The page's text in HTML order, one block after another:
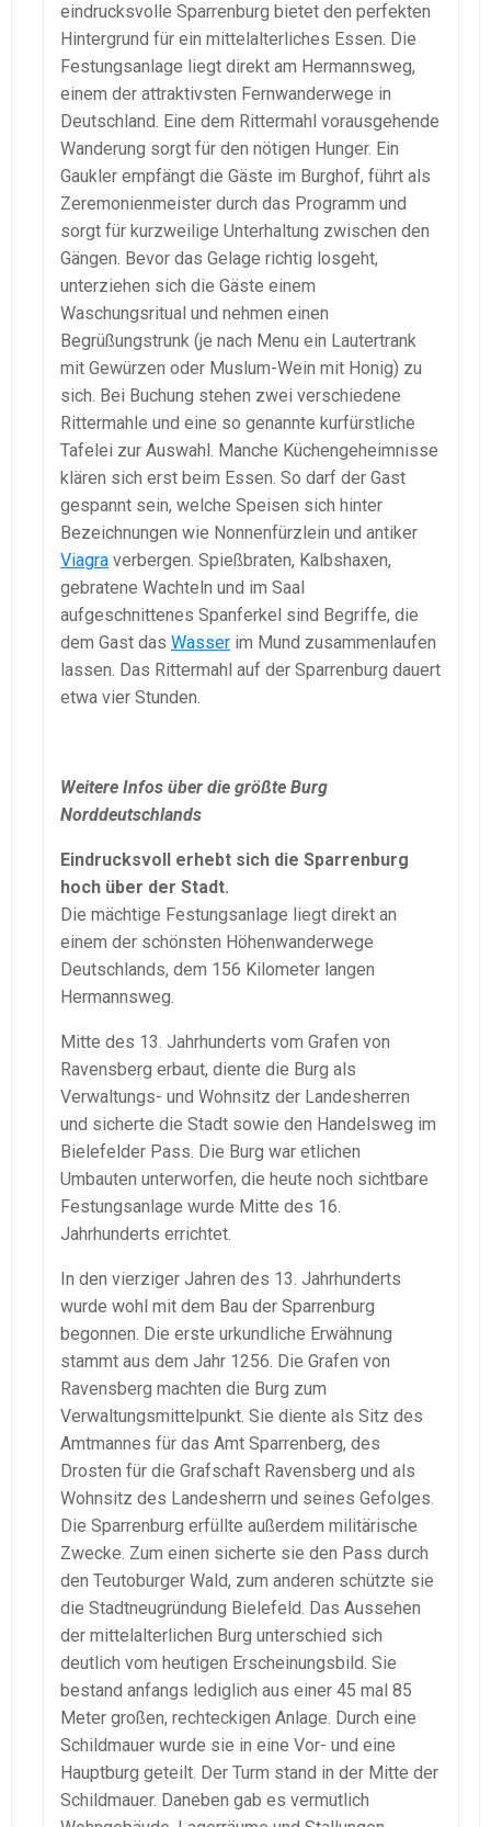
eindrucksvolle Sparrenburg bietet den perfekten
Hintergrund für ein mittelalterliches Essen. Die
Festungsanlage liegt direkt am Hermannsweg,
einem der attraktivsten Fernwanderwege in
Deutschland. Eine dem Rittermahl vorausgehende
Wanderung sorgt für den nötigen Hunger. Ein
Gaukler empfängt die Gäste im Burghof, führt als
Zeremonienmeister durch das Programm und
sorgt für kurzweilige Unterhaltung zwischen den
Gängen. Bevor das Gelage richtig losgeht,
unterziehen sich die Gäste einem
Waschungsritual und nehmen einen
Begrüßungstrunk (je nach Menu ein Lautertrank
mit Gewürzen oder Muslum-Wein mit Honig) zu
sich. Bei Buchung stehen zwei verschiedene
Rittermahle und eine so genannte kurfürstliche
Tafelei zur Auswahl. Manche Küchengeheimnisse
klären sich erst beim Essen. So darf der Gast
gespannt sein, welche Speisen sich hinter
Bezeichnungen wie Nonnenfürzlein und antiker
Viagra verbergen. Spießbraten, Kalbshaxen,
gebratene Wachteln und im Saal
aufgeschnittenes Spanferkel sind Begriffe, die
dem Gast das Wasser im Mund zusammenlaufen
lassen. Das Rittermahl auf der Sparrenburg dauert
etwa vier Stunden.
Weitere Infos über die größte Burg
Norddeutschlands
Eindrucksvoll erhebt sich die Sparrenburg
hoch über der Stadt.
Die mächtige Festungsanlage liegt direkt an
einem der schönsten Höhenwanderwege
Deutschlands, dem 156 Kilometer langen
Hermannsweg.
Mitte des 13. Jahrhunderts vom Grafen von
Ravensberg erbaut, diente die Burg als
Verwaltungs- und Wohnsitz der Landesherren
und sicherte die Stadt sowie den Handelsweg im
Bielefelder Pass. Die Burg war etlichen
Umbauten unterworfen, die heute noch sichtbare
Festungsanlage wurde Mitte des 16.
Jahrhunderts errichtet.
In den vierziger Jahren des 13. Jahrhunderts
wurde wohl mit dem Bau der Sparrenburg
begonnen. Die erste urkundliche Erwähnung
stammt aus dem Jahr 1256. Die Grafen von
Ravensberg machten die Burg zum
Verwaltungsmittelpunkt. Sie diente als Sitz des
Amtmannes für das Amt Sparrenberg, des
Drosten für die Grafschaft Ravensberg und als
Wohnsitz des Landesherrn und seines Gefolges.
Die Sparrenburg erfüllte außerdem militärische
Zwecke. Zum einen sicherte sie den Pass durch
den Teutoburger Wald, zum anderen schützte sie
die Stadtneugründung Bielefeld. Das Aussehen
der mittelalterlichen Burg unterschied sich
deutlich vom heutigen Erscheinungsbild. Sie
bestand anfangs lediglich aus einer 45 mal 85
Meter großen, rechteckigen Anlage. Durch eine
Schildmauer wurde sie in eine Vor- und eine
Hauptburg geteilt. Der Turm stand in der Mitte der
Schildmauer. Daneben gab es vermutlich